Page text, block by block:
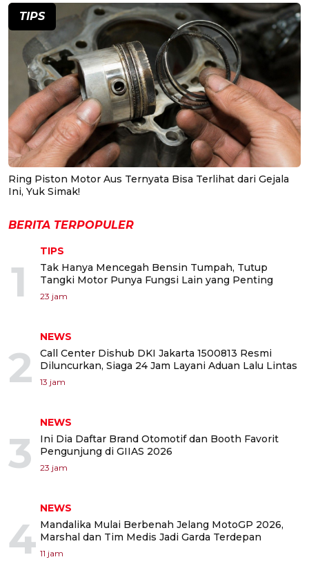
TIPS
Ring Piston Motor Aus Ternyata Bisa Terlihat dari Gejala
Ini, Yuk Simak!
BERITA TERPOPULER
1
TIPS
Tak Hanya Mencegah Bensin Tumpah, Tutup
Tangki Motor Punya Fungsi Lain yang Penting
23 jam
2
NEWS
Call Center Dishub DKI Jakarta 1500813 Resmi
Diluncurkan, Siaga 24 Jam Layani Aduan Lalu Lintas
13 jam
3
NEWS
Ini Dia Daftar Brand Otomotif dan Booth Favorit
Pengunjung di GIIAS 2026
23 jam
4
NEWS
Mandalika Mulai Berbenah Jelang MotoGP 2026,
Marshal dan Tim Medis Jadi Garda Terdepan
11 jam